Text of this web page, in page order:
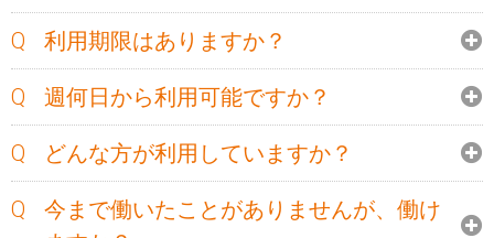
利用期限はありますか？
週何日から利用可能ですか？
どんな方が利用していますか？
今まで働いたことがありませんが、働け